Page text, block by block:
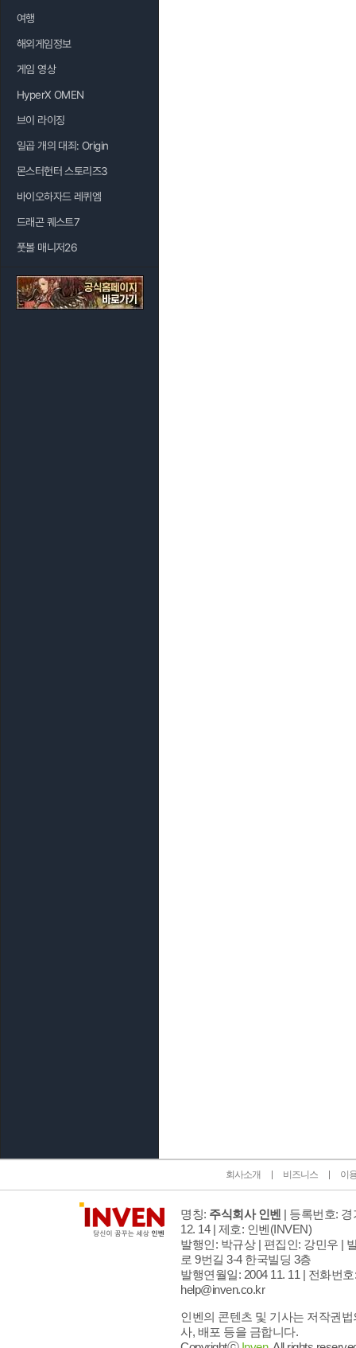
여행
해외게임정보
게임 영상
HyperX OMEN
브이 라이징
일곱 개의 대죄: Origin
몬스터헌터 스토리즈3
바이오하자드 레퀴엠
드래곤 퀘스트7
풋볼 매니저26
회사소개 비즈니스 이
명칭: 주식회사 인벤 | 등록번호:
12. 14 | 제호: 인벤(INVEN)
발행인: 박규상 | 편집인: 강민우 |
로 9번길 3-4 한국빌딩 3층
발행연월일: 2004 11. 11 | 전화번호
help@inven.co.kr
인벤의 콘텐츠 및 기사는 저작권
사, 배포 등을 금합니다.